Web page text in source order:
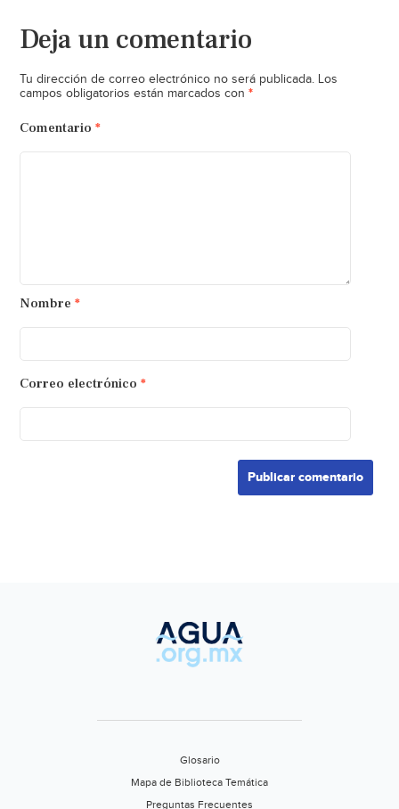
Deja un comentario
Tu dirección de correo electrónico no será publicada. Los
campos obligatorios están marcados con *
Comentario *
Nombre *
Correo electrónico *
Glosario
Mapa de Biblioteca Temática
Preguntas Frecuentes